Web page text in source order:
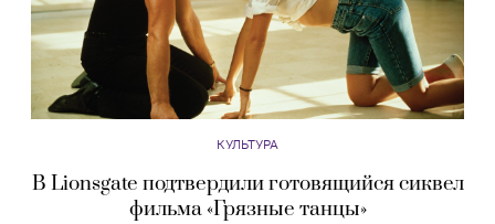
КУЛЬТУРА
В Lionsgate подтвердили готовящийся сиквел
фильма «Грязные танцы»